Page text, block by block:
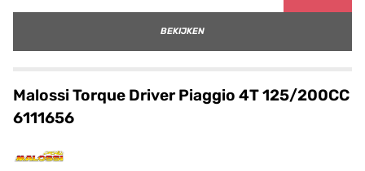
BEKIJKEN
Malossi Torque Driver Piaggio 4T 125/200CC
6111656